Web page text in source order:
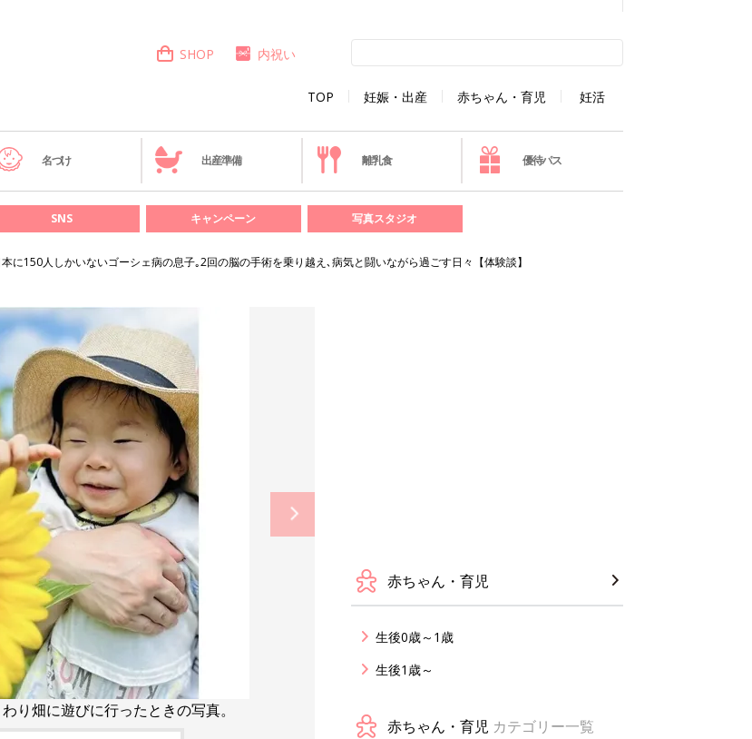
TOP 妊娠・出産 赤ちゃん・育児 妊活
SHOP 内祝い
名づけ 出産準備 離乳食 優待パス
SNS キャンペーン 写真スタジオ
本に150人しかいないゴーシェ病の息子｡2回の脳の手術を乗り越え､病気と闘いながら過ごす日々【体験談】
り畑に遊びに行ったときの写真。
赤ちゃん・育児
生後0歳～1歳
生後1歳～
赤ちゃん・育児 カテゴリー一覧